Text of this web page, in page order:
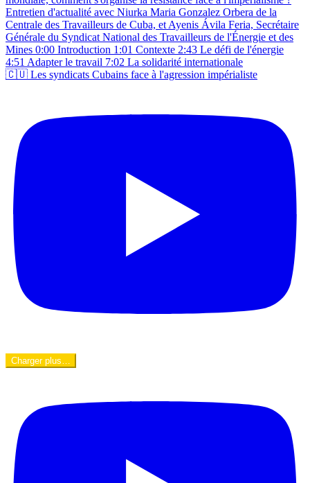
🇨🇺 Les syndicats Cubains face à l'agression impérialiste
Charger plus…